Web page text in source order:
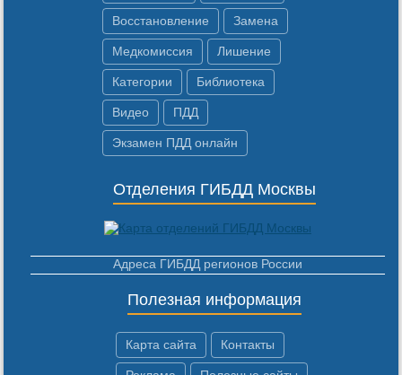
Восстановление Замена
Медкомиссия Лишение
Категории Библиотека
Видео ПДД
Экзамен ПДД онлайн
Отделения ГИБДД Москвы
Адреса ГИБДД регионов России
Полезная информация
Карта сайта Контакты